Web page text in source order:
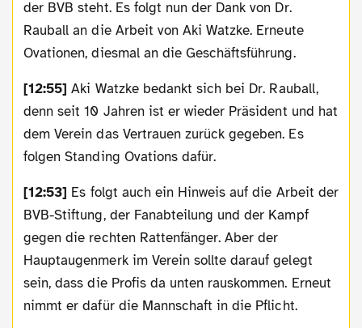
der BVB steht. Es folgt nun der Dank von Dr.
Rauball an die Arbeit von Aki Watzke. Erneute
Ovationen, diesmal an die Geschäftsführung.
[12:55] Aki Watzke bedankt sich bei Dr. Rauball,
denn seit 10 Jahren ist er wieder Präsident und hat
dem Verein das Vertrauen zurück gegeben. Es
folgen Standing Ovations dafür.
[12:53] Es folgt auch ein Hinweis auf die Arbeit der
BVB-Stiftung, der Fanabteilung und der Kampf
gegen die rechten Rattenfänger. Aber der
Hauptaugenmerk im Verein sollte darauf gelegt
sein, dass die Profis da unten rauskommen. Erneut
nimmt er dafür die Mannschaft in die Pflicht.